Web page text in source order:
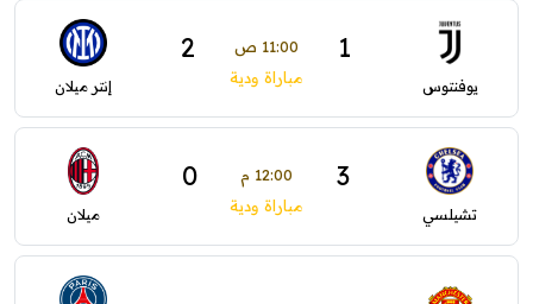
يوفنتوس
1 11:00 ص 2
مباراة ودية إنتر ميلان
تشيلسي
3 12:00 م 0
مباراة ودية ميلان